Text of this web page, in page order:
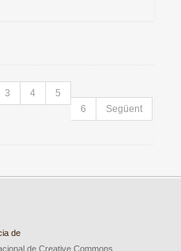
3 4
5
6
Següent
de
de Creative Commons